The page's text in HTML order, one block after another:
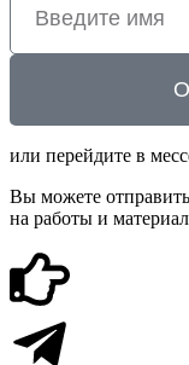
или перейдите в
Вы можете
на работы и